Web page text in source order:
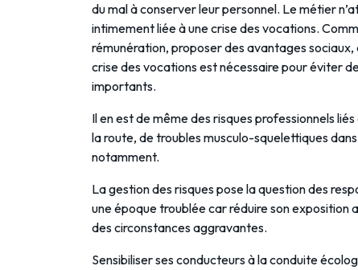
du mal à conserver leur personnel. Le métier
intimement liée à une crise des vocations.
rémunération, proposer des avantages
crise des vocations est nécessaire pour éviter
importants.
Il en est de même des risques professionnels
la route, de troubles musculo-squelettiques
notamment.
La gestion des risques pose la question des
une époque troublée car réduire son exposition
des circonstances aggravantes.
Sensibiliser ses conducteurs à la conduite